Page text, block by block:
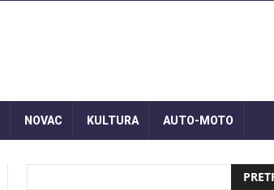
NOVAC KULTURA AUTO-MOTO